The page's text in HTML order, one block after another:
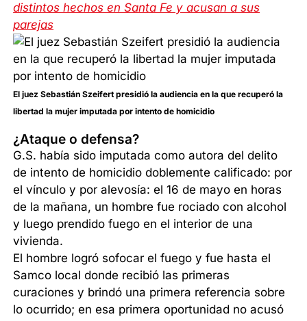
distintos hechos en Santa Fe y acusan a sus
parejas
El juez Sebastián Szeifert presidió la audiencia en la que recuperó la
libertad la mujer imputada por intento de homicidio
¿Ataque o defensa?
G.S. había sido imputada como autora del delito
de intento de homicidio doblemente calificado: por
el vínculo y por alevosía: el 16 de mayo en horas
de la mañana, un hombre fue rociado con alcohol
y luego prendido fuego en el interior de una
vivienda.
El hombre logró sofocar el fuego y fue hasta el
Samco local donde recibió las primeras
curaciones y brindó una primera referencia sobre
lo ocurrido; en esa primera oportunidad no acusó